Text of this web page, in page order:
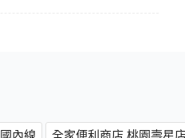
內線 全家便利商店 桃園壽星